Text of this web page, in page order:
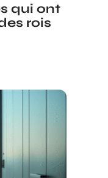
qui ont
rois